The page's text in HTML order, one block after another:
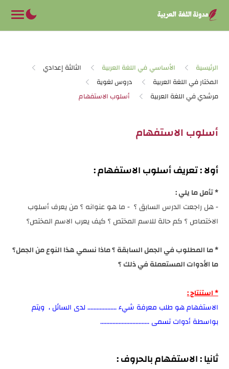
الرئيسية الأساسي في اللغة العربية
الثالثة إعدادي
المختار في اللغة العربية
دروس لغوية
مرشدي في اللغة العربية
أسلوب الاستفهام
أولا : تعريف أسلوب الاستفهام :
* تأمل ما يلي :
- هل راجعت الدرس السابق ؟ - ما هو عنوانه ؟ من يعرف أسلوب
الاختصاص ؟ كم حالة للاسم المختص ؟ كيف يعرب الاسم المختص؟
* ما المطلوب في الجمل السابقة ؟ ماذا نسمي هذا النوع من الجمل؟
ما الأدوات المستعملة في ذلك ؟
* استنتاج :
الاستفهام هو طلب معرفة شيء ................... لدى السائل ، ويتم
بواسطة أدوات تسمى ................................
ثانيا : الاستفهام بالحروف :